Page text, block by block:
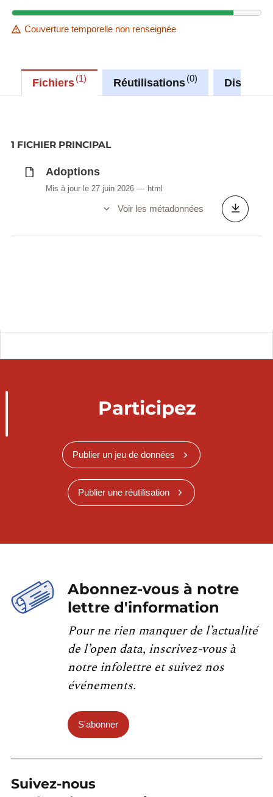
Couverture temporelle non renseignée
Fichiers 1 Réutilisations 0
1 FICHIER PRINCIPAL
Adoptions
Mis à jour le 27 juin 2026 html
Voir les métadonnées
Participez
Publier un jeu de données
Publier une réutilisation
Abonnez-vous à notre
lettre d'information
Pour ne rien manquer de l’actualité
de l’open data, inscrivez-vous à
notre infolettre et suivez nos
événements.
S'abonner
Suivez-nous